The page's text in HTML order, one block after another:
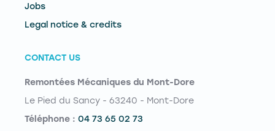
Jobs
Legal notice & credits
CONTACT US
Remontées Mécaniques du Mont-Dore
Le Pied du Sancy - 63240 - Mont-Dore
Téléphone : 04 73 65 02 73